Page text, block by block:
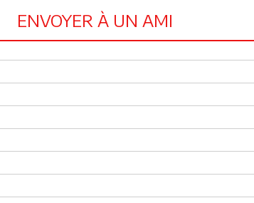
ENVOYER À UN AMI